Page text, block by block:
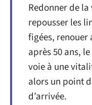
Redonner de
repousser les
figées, renouer
après 50 ans,
voie à une
alors un point
d’arrivée.